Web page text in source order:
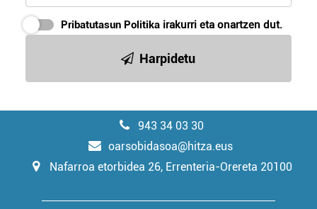
Pribatutasun Politika irakurri eta onartzen dut.
Harpidetu
943 34 03 30
oarsobidasoa@hitza.eus
Nafarroa etorbidea 26, Errenteria-Orereta 20100